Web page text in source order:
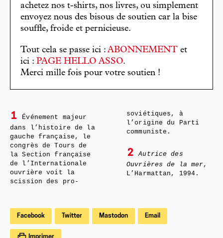
achetez nos t-shirts, nos livres, ou simplement
envoyez nous des bisous de soutien car la bise
souffle, froide et pernicieuse.
Tout cela se passe ici : ABONNEMENT et
ici : PAGE HELLO ASSO.
Merci mille fois pour votre soutien !
1
Événement majeur
dans l’histoire de la
gauche française, le
congrès de Tours de
la Section française
de l’Internationale
ouvrière voit la
scission des pro-
soviétiques, à
l’origine du Parti
communiste.
2
Autrice des
Ouvrières de la mer,
L’Harmattan, 1994.
Facebook Twitter Mastodon Email